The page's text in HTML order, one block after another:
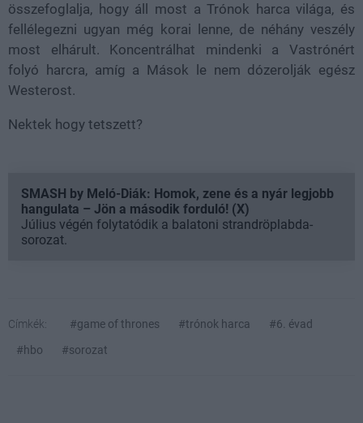
összefoglalja, hogy áll most a Trónok harca világa, és
fellélegezni ugyan még korai lenne, de néhány veszély
most elhárult. Koncentrálhat mindenki a Vastrónért
folyó harcra, amíg a Mások le nem dózerolják egész
Westerost.
Nektek hogy tetszett?
SMASH by Meló-Diák: Homok, zene és a nyár legjobb
hangulata – Jön a második forduló! (X)
Július végén folytatódik a balatoni strandröplabda-
sorozat.
Címkék: #game of thrones #trónok harca
#6. évad
#hbo
#sorozat